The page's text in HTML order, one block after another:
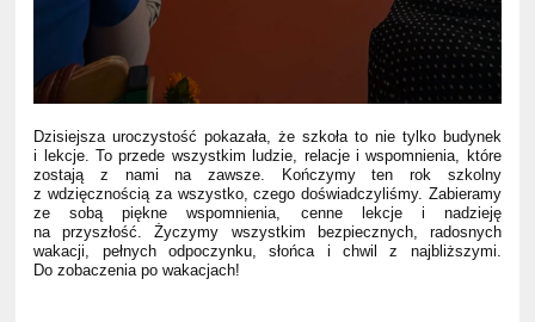
Dzisiejsza uroczystość pokazała, że szkoła to nie tylko budynek
i lekcje. To przede wszystkim ludzie, relacje i wspomnienia, które
zostają z nami na zawsze. Kończymy ten rok szkolny
z wdzięcznością za wszystko, czego doświadczyliśmy. Zabieramy
ze sobą piękne wspomnienia, cenne lekcje i nadzieję
na przyszłość. Życzymy wszystkim bezpiecznych, radosnych
wakacji, pełnych odpoczynku, słońca i chwil z najbliższymi.
Do zobaczenia po wakacjach!